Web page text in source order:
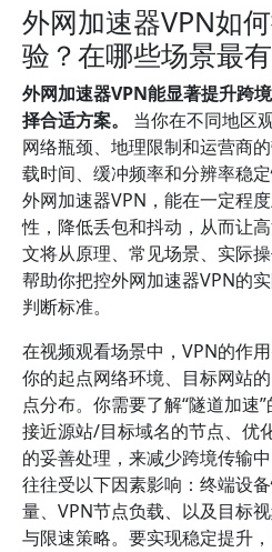
外网加速器VPN如
验？在哪些场景最
外网加速器VPN能显著提升跨
择合适方案。
当你在不同地区
网络瓶颈、地理限制和运营商
载时间、缓冲频率和分辨率稳
外网加速器VPN，能在一定程
性，降低丢包和抖动，从而让
文将从原理、常见场景、实际
帮助你把控外网加速器VPN的
判断标准。
在视频观看场景中，VPN的作
你的起点网络环境、目标网站
点分布。你需要了解“隧道加速
接近源站/目标域名的节点、优
的妥善处理，来减少跨境传输
往往受以下因素影响：终端设
量、VPN节点负载、以及目标
与限速策略。要实现稳定提升